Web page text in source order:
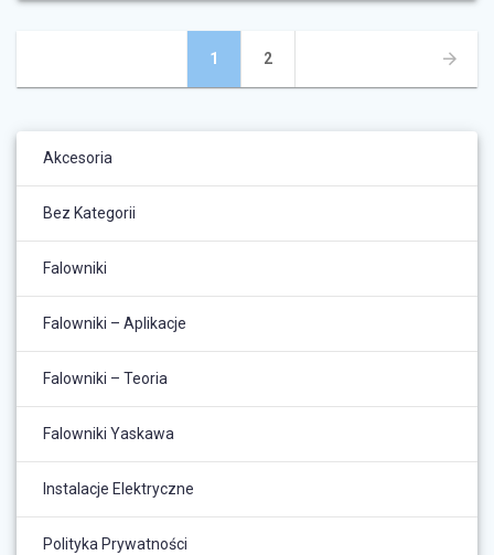
navigation
Page
1 Page
2
Akcesoria
Bez Kategorii
Falowniki
Falowniki – Aplikacje
Falowniki – Teoria
Falowniki Yaskawa
Instalacje Elektryczne
Polityka Prywatności